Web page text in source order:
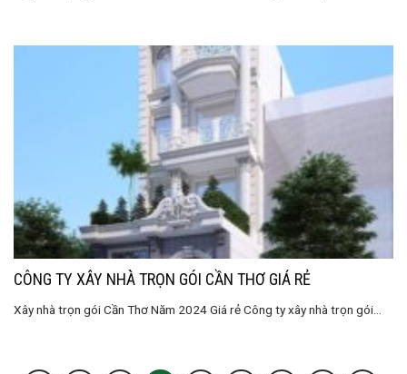
CÔNG TY XÂY NHÀ TRỌN GÓI CẦN THƠ GIÁ RẺ
Xây nhà trọn gói Cần Thơ Năm 2024 Giá rẻ Công ty xây nhà trọn gói...